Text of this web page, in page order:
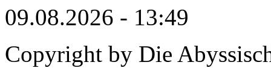
09.08.2026 - 13:49
Copyright by Die